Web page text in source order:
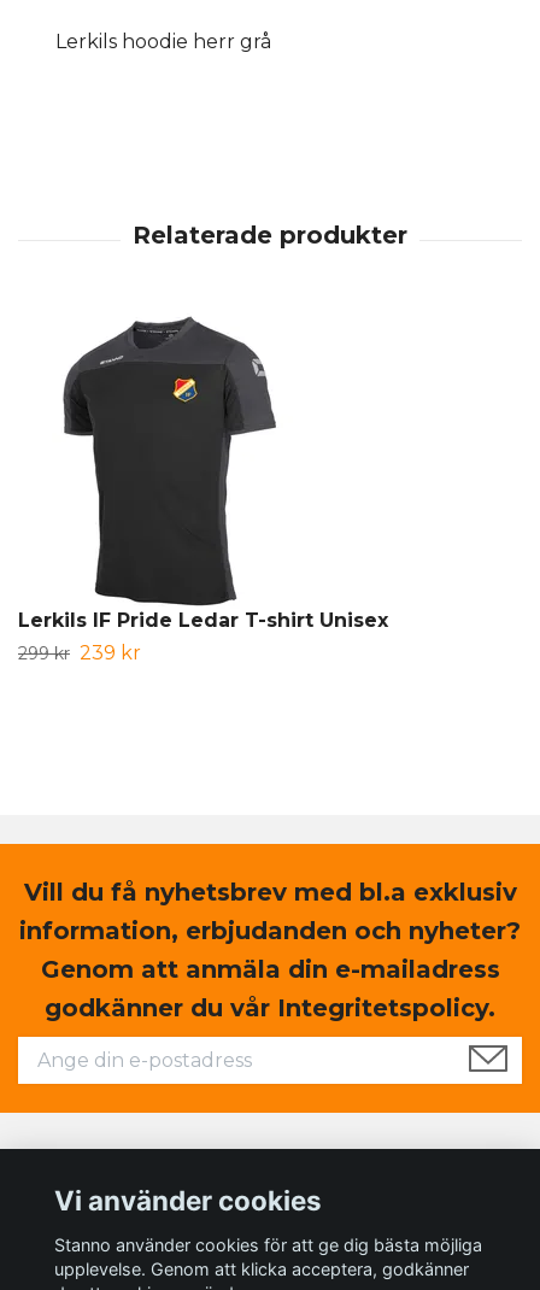
Lerkils hoodie herr grå
Lerkils IF Pride Ledar T-shirt Unisex
299 kr 239 kr
Vill du få nyhetsbrev med bl.a exklusiv
information, erbjudanden och nyheter?
Genom att anmäla din e-mailadress
godkänner du vår Integritetspolicy.
Sociala medier
Vi använder cookies
Stanno använder cookies för att ge dig bästa möjliga
upplevelse. Genom att klicka acceptera, godkänner